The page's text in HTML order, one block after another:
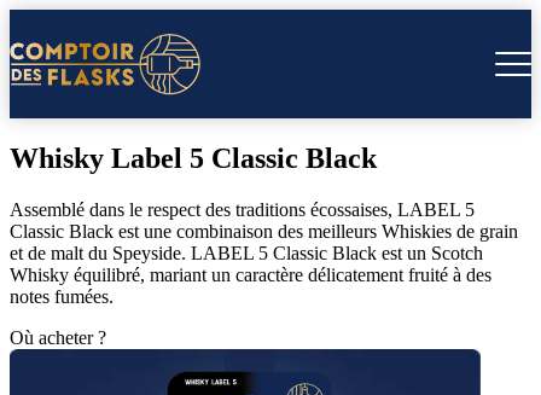
Whisky Label 5 Classic Black
Assemblé dans le respect des traditions écossaises, LABEL 5
Classic Black est une combinaison des meilleurs Whiskies de grain
et de malt du Speyside. LABEL 5 Classic Black est un Scotch
Whisky équilibré, mariant un caractère délicatement fruité à des
notes fumées.
Où acheter ?